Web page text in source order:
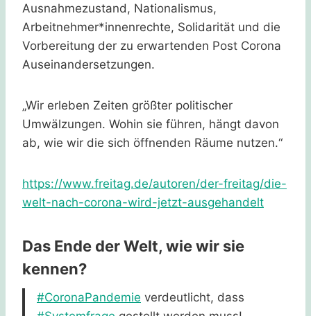
Ausnahmezustand, Nationalismus,
Arbeitnehmer*innenrechte, Solidarität und die
Vorbereitung der zu erwartenden Post Corona
Auseinandersetzungen.
„Wir erleben Zeiten größter politischer
Umwälzungen. Wohin sie führen, hängt davon
ab, wie wir die sich öffnenden Räume nutzen.“
https://www.freitag.de/autoren/der-freitag/die-
welt-nach-corona-wird-jetzt-ausgehandelt
Das Ende der Welt, wie wir sie
kennen?
#CoronaPandemie verdeutlicht, dass